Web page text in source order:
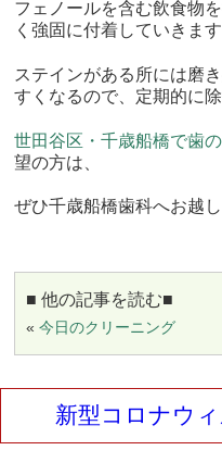
フェノールを含む飲食物
く強固に付着していきます
ステインがある所には磨
すくなるので、定期的に
世田谷区・千歳船橋で歯
望の方は、
ぜひ千歳船橋歯科へお越し
■ 他の記事を読む■
«今日のクリーニング
新型コロナウ